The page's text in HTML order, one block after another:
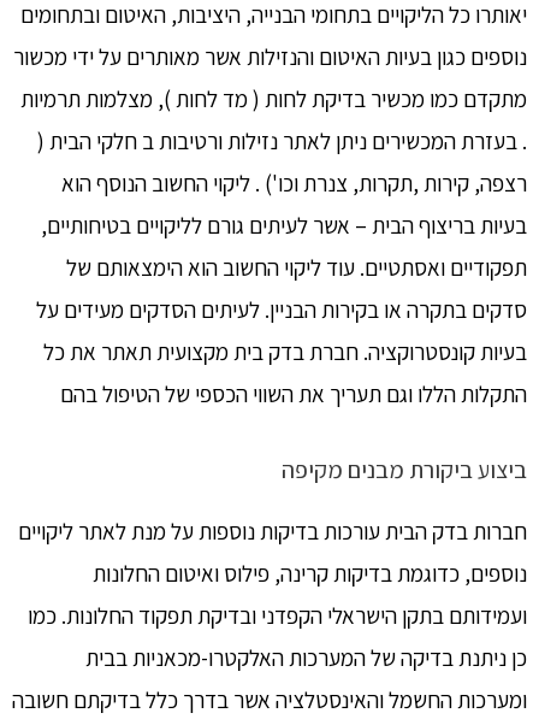
יאותרו כל הליקויים בתחומי הבנייה, היציבות, האיטום ובתחומים
נוספים כגון בעיות האיטום והנזילות אשר מאותרים על ידי מכשור
מתקדם כמו מכשיר בדיקת לחות ( מד לחות ), מצלמות תרמיות
. בעזרת המכשירים ניתן לאתר נזילות ורטיבות ב חלקי הבית (
רצפה, קירות ,תקרות, צנרת וכו') . ליקוי החשוב הנוסף הוא
בעיות בריצוף הבית – אשר לעיתים גורם לליקויים בטיחותיים,
תפקודיים ואסתטיים. עוד ליקוי החשוב הוא הימצאותם של
סדקים בתקרה או בקירות הבניין. לעיתים הסדקים מעידים על
בעיות קונסטרוקציה. חברת בדק בית מקצועית תאתר את כל
התקלות הללו וגם תעריך את השווי הכספי של הטיפול בהם
ביצוע ביקורת מבנים מקיפה
חברות בדק הבית עורכות בדיקות נוספות על מנת לאתר ליקויים
נוספים, כדוגמת בדיקות קרינה, פילוס ואיטום החלונות
ועמידותם בתקן הישראלי הקפדני ובדיקת תפקוד החלונות. כמו
כן ניתנת בדיקה של המערכות האלקטרו-מכאניות בבית
ומערכות החשמל והאינסטלציה אשר בדרך כלל בדיקתם חשובה